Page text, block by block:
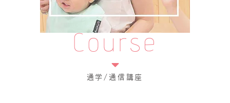
Course
通学/通信講座